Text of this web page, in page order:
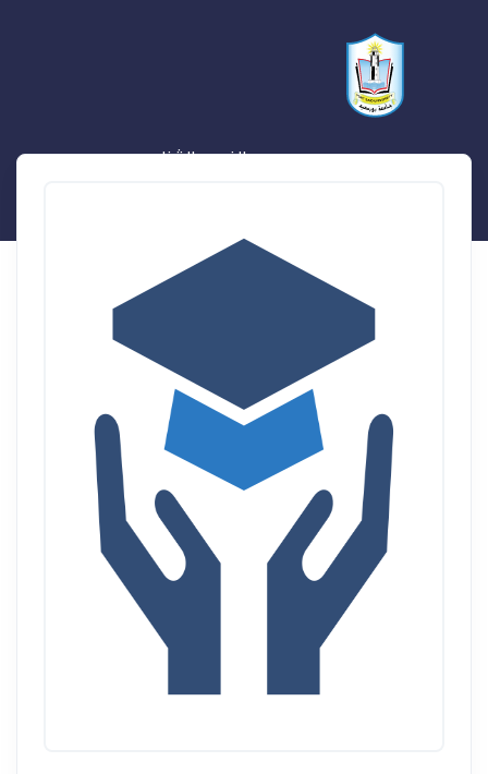
ممدوح محمد الغريب الشناوي